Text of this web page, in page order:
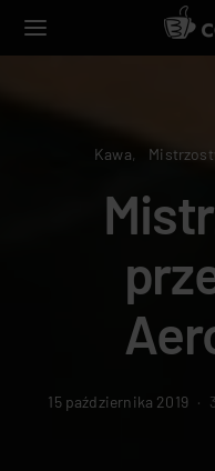
Kawa
15 października 2019